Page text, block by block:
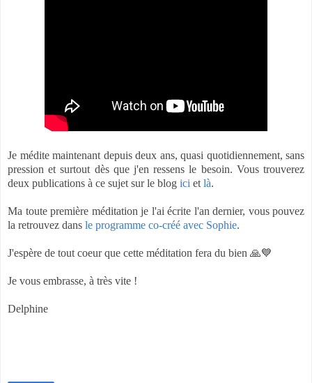
Je médite maintenant depuis deux ans, quasi quotidiennement, sans
pression et surtout dès que j'en ressens le besoin. Vous trouverez
deux publications à ce sujet sur le blog ici et là.
Ma toute première méditation je l'ai écrite l'an dernier, vous pouvez
la retrouvez dans le programme co-créé avec Sophie.
J'espère de tout coeur que cette méditation fera du bien 🙏💙
Je vous embrasse, à très vite !
Delphine